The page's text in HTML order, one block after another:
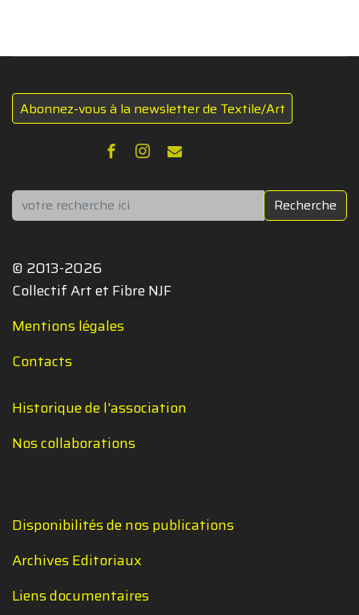
Abonnez-vous à la newsletter de Textile/Art
Rechercher Recherche
© 2013-2026
Collectif Art et Fibre NJF
Mentions légales
Contacts
Historique de l'association
Nos collaborations
Disponibilités de nos publications
Archives Editoriaux
Liens documentaires